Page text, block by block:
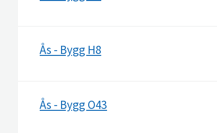
Ås - Bygg H8
Ås - Bygg O43